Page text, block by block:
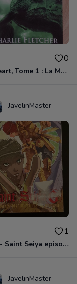
0
Stoneheart, Tome 1 : La Malédiction de pierre
JavelinMaster
1
Tome 9 - Saint Seiya episode G
JavelinMaster